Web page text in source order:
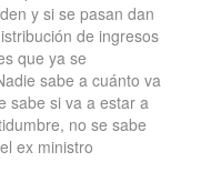
y si se pasan dan
de ingresos
que ya se
sabe a cuánto va
sabe si va a estar a
no se sabe
ex ministro